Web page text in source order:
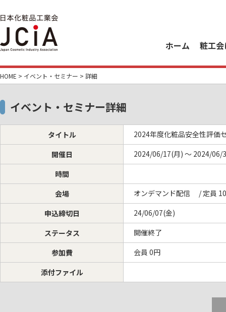
ホーム 粧工
HOME > イベント・セミナー > 詳細
イベント・セミナー詳細
タイトル
2024年度化粧品安全性評価
開催日
2024/06/17(月) ～ 2024/06/
時間
会場
オンデマンド配信 / 定員
申込締切日
24/06/07(金)
ステータス
開催終了
参加費
会員 0円
添付ファイル